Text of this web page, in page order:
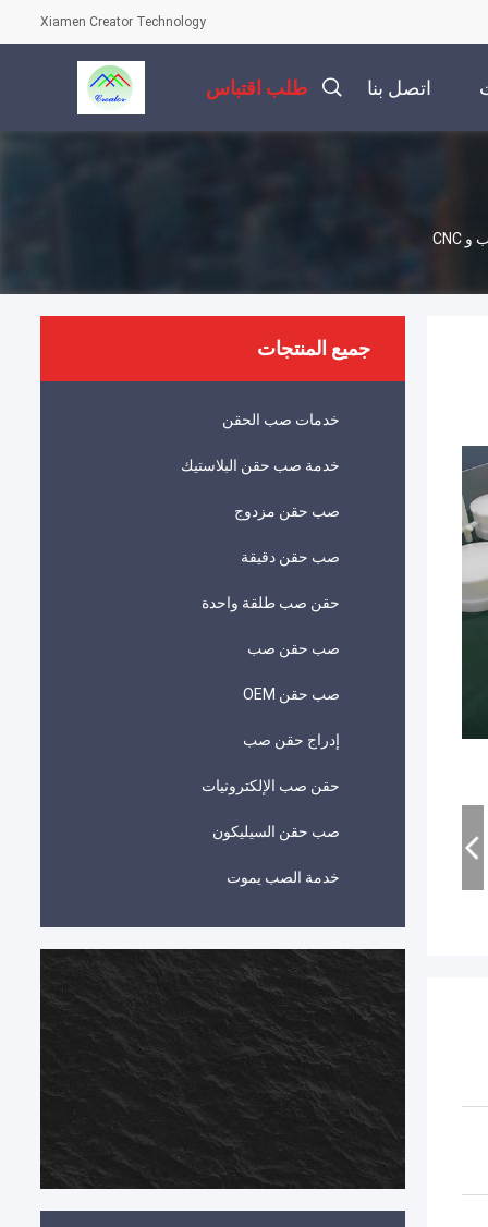
Xiamen Creator Technology
اتصل بنا طلب اقتباس
جميع المنتجات
خدمات صب الحقن
خدمة صب حقن البلاستيك
صب حقن مزدوج
صب حقن دقيقة
حقن صب طلقة واحدة
صب حقن صب
صب حقن OEM
إدراج حقن صب
حقن صب الإلكترونيات
صب حقن السيليكون
خدمة الصب يموت